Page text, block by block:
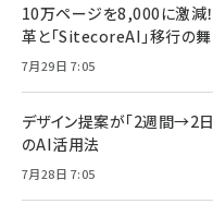
10万ページを8,000に激減
革と「SitecoreAI」移行の
7月29日 7:05
デザイン提案が「2週間→2
のAI活用法
7月28日 7:05